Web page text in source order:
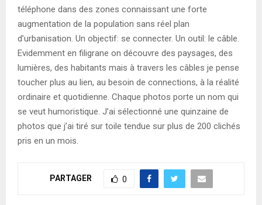
téléphone dans des zones connaissant une forte
augmentation de la population sans réel plan
d’urbanisation. Un objectif: se connecter. Un outil: le câble.
Evidemment en filigrane on découvre des paysages, des
lumières, des habitants mais à travers les câbles je pense
toucher plus au lien, au besoin de connections, à la réalité
ordinaire et quotidienne. Chaque photos porte un nom qui
se veut humoristique. J’ai sélectionné une quinzaine de
photos que j’ai tiré sur toile tendue sur plus de 200 clichés
pris en un mois.
PARTAGER 0